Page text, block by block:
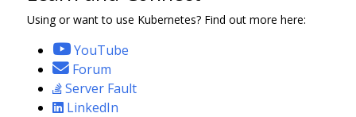
Using or want to use Kubernetes? Find out more here:
YouTube
Forum
Server Fault
LinkedIn